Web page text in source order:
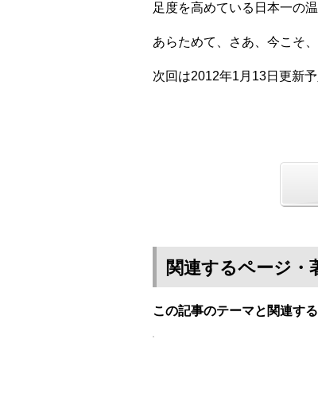
足度を高めている日本一の
あらためて、さあ、今こそ
次回は2012年1月13日更新予
関連するページ・
この記事のテーマと関連す